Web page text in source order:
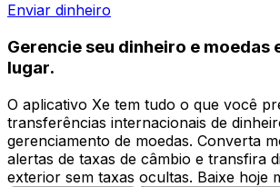
Enviar dinheiro
Gerencie seu dinheiro e moedas
lugar.
O aplicativo Xe tem tudo o que você
transferências internacionais de
gerenciamento de moedas. Converta
alertas de taxas de câmbio e transfira
exterior sem taxas ocultas. Baixe hoje